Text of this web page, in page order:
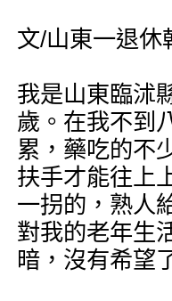
文/山東一退休
我是山東臨沭
歲。在我不到
累，藥吃的不
扶手才能往上
一拐的，熟人
對我的老年生
暗，沒有希望